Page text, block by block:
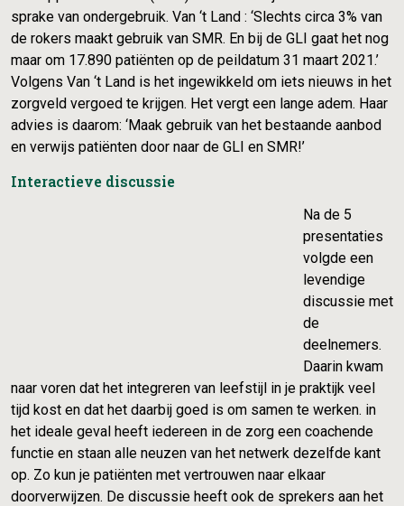
sprake van ondergebruik. Van ‘t Land : ‘Slechts circa 3% van
de rokers maakt gebruik van SMR. En bij de GLI gaat het nog
maar om 17.890 patiënten op de peildatum 31 maart 2021.’
Volgens Van ‘t Land is het ingewikkeld om iets nieuws in het
zorgveld vergoed te krijgen. Het vergt een lange adem. Haar
advies is daarom: ‘Maak gebruik van het bestaande aanbod
en verwijs patiënten door naar de GLI en SMR!’
Interactieve discussie
Na de 5
presentaties
volgde een
levendige
discussie met
de
deelnemers.
Daarin kwam
naar voren dat het integreren van leefstijl in je praktijk veel
tijd kost en dat het daarbij goed is om samen te werken. in
het ideale geval heeft iedereen in de zorg een coachende
functie en staan alle neuzen van het netwerk dezelfde kant
op. Zo kun je patiënten met vertrouwen naar elkaar
doorverwijzen. De discussie heeft ook de sprekers aan het